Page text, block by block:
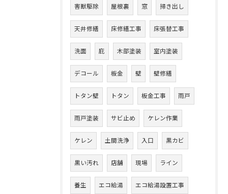
害獣駆除 屋根裏 窓 掃き出し
天井修繕 床修繕工事 床張替工事
洗面 庇 木部塗装 室内塗装
デコール 板金 壁 壁修繕
トタン壁 トタン 板金工事 雨戸
雨戸塗装 サビ止め ケレン作業
ケレン 土間洗浄 入口 黒カビ
黒い汚れ 店舗 現場 ライン
養生 エコ給湯 エコ給湯設置工事